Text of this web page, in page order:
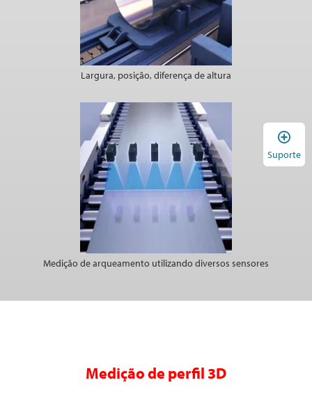
Largura, posição, diferença de altura
Medição de arqueamento utilizando diversos sensores
Medição de perfil 3D
Suporte